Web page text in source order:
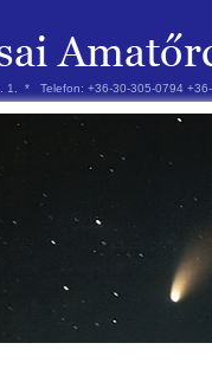
1. * Telefon: +36-30-305-0794